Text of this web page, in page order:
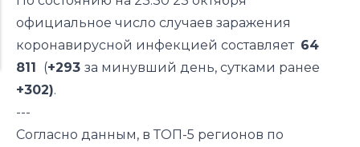
официальное число случаев заражения
коронавирусной инфекцией составляет 64
811 (+293 за минувший день, сутками ранее
+302).
---
Согласно данным, в ТОП-5 регионов по